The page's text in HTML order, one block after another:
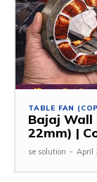
TABLE FAN
Bajaj Wall
22mm) |
se solution - April